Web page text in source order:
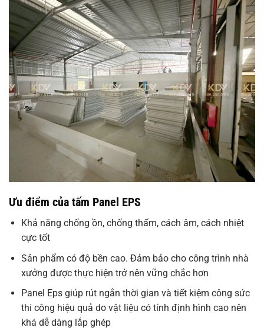
Ưu điểm của tấm Panel EPS
Khả năng chống ồn, chống thấm, cách âm, cách nhiệt
cực tốt
Sản phẩm có độ bền cao. Đảm bảo cho công trình nhà
xưởng được thực hiện trở nên vững chắc hơn
Panel Eps giúp rút ngắn thời gian và tiết kiệm công sức
thi công hiệu quả do vật liệu có tính định hình cao nên
khá dễ dàng lắp ghép